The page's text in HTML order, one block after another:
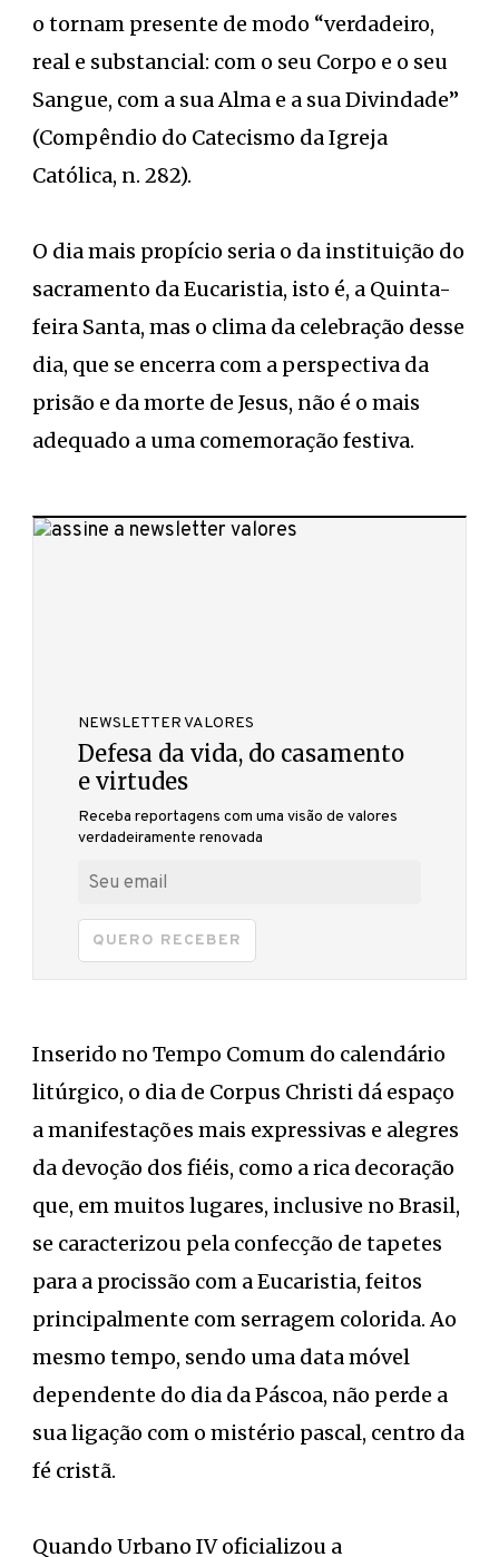
o tornam presente de modo “verdadeiro,
real e substancial: com o seu Corpo e o seu
Sangue, com a sua Alma e a sua Divindade”
(Compêndio do Catecismo da Igreja
Católica, n. 282).
O dia mais propício seria o da instituição do
sacramento da Eucaristia, isto é, a Quinta-
feira Santa, mas o clima da celebração desse
dia, que se encerra com a perspectiva da
prisão e da morte de Jesus, não é o mais
adequado a uma comemoração festiva.
NEWSLETTER VALORES
Defesa da vida, do casamento
e virtudes
Receba reportagens com uma visão de valores
verdadeiramente renovada
QUERO RECEBER
Inserido no Tempo Comum do calendário
litúrgico, o dia de Corpus Christi dá espaço
a manifestações mais expressivas e alegres
da devoção dos fiéis, como a rica decoração
que, em muitos lugares, inclusive no Brasil,
se caracterizou pela confecção de tapetes
para a procissão com a Eucaristia, feitos
principalmente com serragem colorida. Ao
mesmo tempo, sendo uma data móvel
dependente do dia da Páscoa, não perde a
sua ligação com o mistério pascal, centro da
fé cristã.
Quando Urbano IV oficializou a